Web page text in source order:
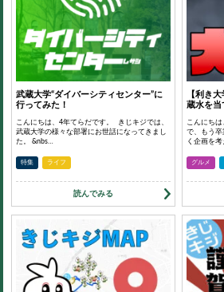
武蔵大学“ダイバーシティセンター”に
行ってみた！
こんにちは、4年てらだです。 きじキジでは、
武蔵大学の様々な部署にお世話になってきまし
た。 &nbs…
特集 ライフ
読んでみる
【利き
蔵水を当
こんにち
で、もう卒
く企画を
グルメ